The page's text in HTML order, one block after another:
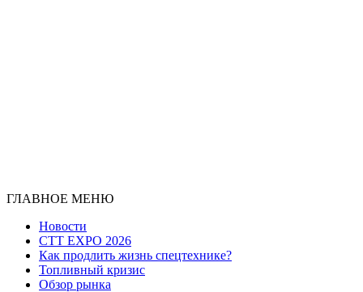
ГЛАВНОЕ МЕНЮ
Новости
CTT EXPO 2026
Как продлить жизнь спецтехнике?
Топливный кризис
Обзор рынка